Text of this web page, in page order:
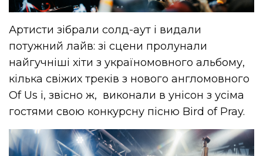
Артисти зібрали солд-аут і видали
потужний лайв: зі сцени пролунали
найгучніші хіти з україномовного альбому,
кілька свіжих треків з нового англомовного
Of Us і, звісно ж, виконали в унісон з усіма
гостями свою конкурсну пісню Bird of Pray.